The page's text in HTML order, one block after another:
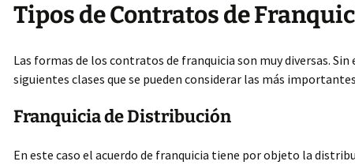
Tipos de Contratos de
Las formas de los contratos de franquicia son muy diversas.
siguientes clases que se pueden considerar las más
Franquicia de Distribución
En este caso el acuerdo de franquicia tiene por objeto la